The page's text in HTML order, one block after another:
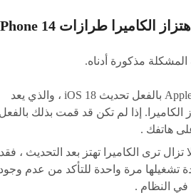
المشكلة مذكورة أدناه.
أصدرت Apple بالفعل تحديث iOS 18 ، والذي يعد
الكاميرا. إذا لم تكن قد قمت بذلك
هاتفك .
تزال ترى الكاميرا تهتز بعد التحديث ، فقد
مرة واحدة للتأكد من عدم
في النظام .